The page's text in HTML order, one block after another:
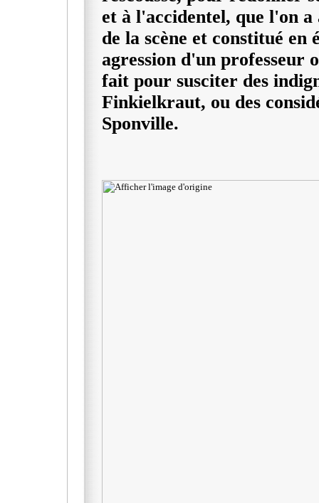
et à l'accidentel, que l'on
de la scène et constitué
agression d'un professeur
fait pour susciter des
Finkielkraut, ou des
Sponville.